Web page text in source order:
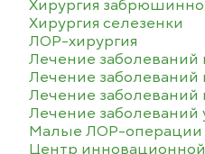
Хирургия
Хирургия селезенки
ЛОР-хирургия
Лечение заболеваний
Лечение заболеваний
Лечение заболеваний
Лечение заболеваний
Малые ЛОР-операции
Центр